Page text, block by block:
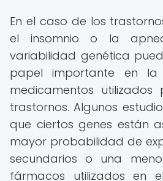
En el caso de los
el insomnio o la
variabilidad genética
papel importante en
medicamentos
trastornos. Algunos
que ciertos genes están
mayor probabilidad de
secundarios o una
fármacos utilizados en